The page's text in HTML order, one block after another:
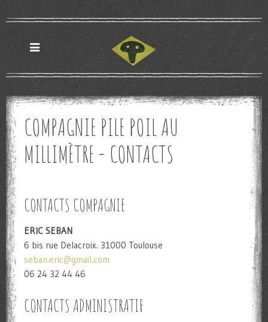
COMPAGNIE PILE POIL AU
MILLIMÈTRE - CONTACTS
CONTACTS COMPAGNIE
ERIC SEBAN
6 bis rue Delacroix. 31000 Toulouse
seban.eric@gmail.com
06 24 32 44 46
CONTACTS ADMINISTRATIF